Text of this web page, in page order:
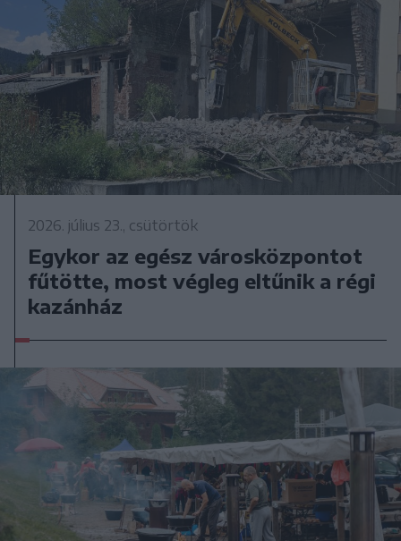
2026. július 23., csütörtök
Egykor az egész városközpontot
fűtötte, most végleg eltűnik a régi
kazánház